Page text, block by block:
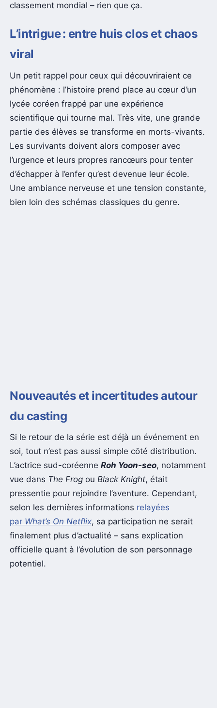
classement mondial – rien que ça.
L’intrigue : entre huis clos et chaos
viral
Un petit rappel pour ceux qui découvriraient ce
phénomène : l’histoire prend place au cœur d’un
lycée coréen frappé par une expérience
scientifique qui tourne mal. Très vite, une grande
partie des élèves se transforme en morts-vivants.
Les survivants doivent alors composer avec
l’urgence et leurs propres rancœurs pour tenter
d’échapper à l’enfer qu’est devenue leur école.
Une ambiance nerveuse et une tension constante,
bien loin des schémas classiques du genre.
Nouveautés et incertitudes autour
du casting
Si le retour de la série est déjà un événement en
soi, tout n’est pas aussi simple côté distribution.
L’actrice sud-coréenne Roh Yoon-seo, notamment
vue dans The Frog ou Black Knight, était
pressentie pour rejoindre l’aventure. Cependant,
selon les dernières informations relayées
par What’s On Netflix, sa participation ne serait
finalement plus d’actualité – sans explication
officielle quant à l’évolution de son personnage
potentiel.